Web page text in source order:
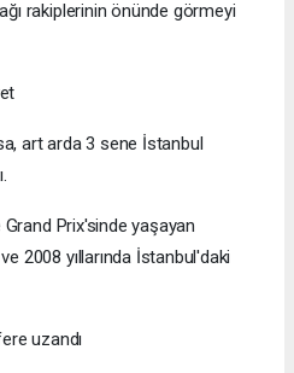
rakiplerinin önünde görmeyi
art arda 3 sene İstanbul
Prix'sinde yaşayan
2008 yıllarında İstanbul'daki
uzandı